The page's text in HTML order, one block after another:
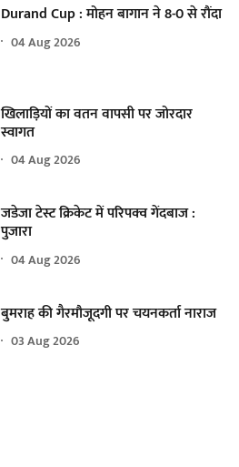
Durand Cup : मोहन बागान ने 8-0 से रौंदा
04 Aug 2026
खिलाड़ियों का वतन वापसी पर जोरदार
स्वागत
04 Aug 2026
जडेजा टेस्ट क्रिकेट में परिपक्व गेंदबाज :
पुजारा
04 Aug 2026
बुमराह की गैरमौजूदगी पर चयनकर्ता नाराज
03 Aug 2026